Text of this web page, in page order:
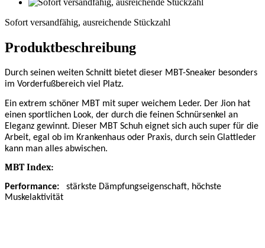
Sofort versandfähig, ausreichende Stückzahl
Produktbeschreibung
Durch seinen weiten Schnitt bietet dieser MBT-Sneaker besonders
im Vorderfußbereich viel Platz.
Ein extrem schöner MBT mit super weichem Leder. Der Jion hat
einen sportlichen Look, der durch die feinen Schnürsenkel an
Eleganz gewinnt. Dieser MBT Schuh eignet sich auch super für die
Arbeit, egal ob im Krankenhaus oder Praxis, durch sein Glattleder
kann man alles abwischen.
MBT Index:
Performance:
stärkste Dämpfungseigenschaft, höchste
Muskelaktivität